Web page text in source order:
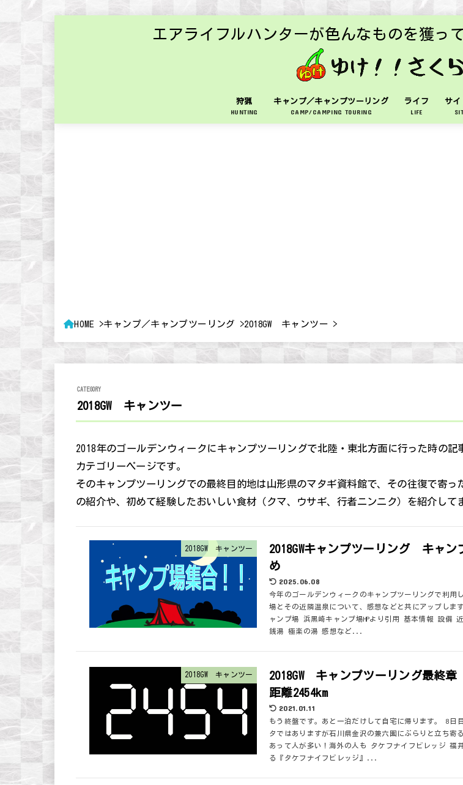
エアライフルハンターが色んなものを獲っ
狩猟
HUNTING
キャンプ／キャンプツーリング
CAMP/CAMPING TOURING
ライフ
LIFE
サイ
HOME キャンプ／キャンプツーリング 2018GW キャンツー
2018GW キャンツー
2018年のゴールデンウィークにキャンプツーリングで北陸・東北方面に行った時の記
カテゴリーページです。
そのキャンプツーリングでの最終目的地は山形県のマタギ資料館で、その往復で寄っ
の紹介や、初めて経験したおいしい食材（クマ、ウサギ、行者ニンニク）を紹介して
2018GW キャンツー
2018GWキャンプツーリング キャン
め
2025.06.08
今年のゴールデンウィークのキャンプツーリングで利用
場とその近隣温泉について、感想などと共にアップしま
ャンプ場 浜黒崎キャンプ場HPより引用 基本情報 設備
銭湯 極楽の湯 感想など...
2018GW キャンツー
2018GW キャンプツーリング最終章
距離2454km
2021.01.11
もう終盤です。あと一泊だけして自宅に帰ります。 8日
タではありますが石川県金沢の兼六園にぶらりと立ち寄
あって人が多い！海外の人も タケフナイフビレッジ 福
る『タケフナイフビレッジ』...